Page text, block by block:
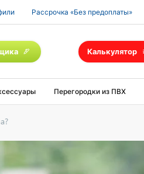
Рассрочка «Без предоплаты»
Калькулятор
Перегородки из ПВХ